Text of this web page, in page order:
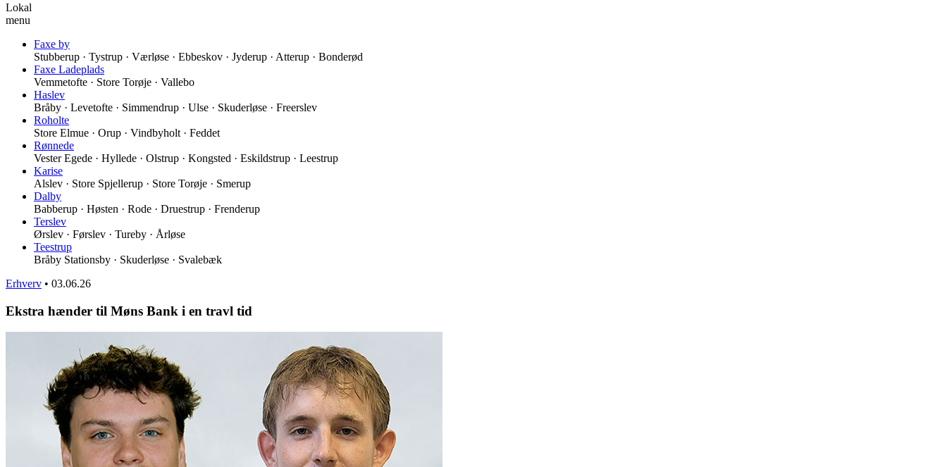
Lokal
menu
Faxe by
Stubberup · Tystrup · Værløse · Ebbeskov · Jyderup · Atterup · Bonderød
Faxe Ladeplads
Vemmetofte · Store Torøje · Vallebo
Haslev
Bråby · Levetofte · Simmendrup · Ulse · Skuderløse · Freerslev
Roholte
Store Elmue · Orup · Vindbyholt · Feddet
Rønnede
Vester Egede · Hyllede · Olstrup · Kongsted · Eskildstrup · Leestrup
Karise
Alslev · Store Spjellerup · Store Torøje · Smerup
Dalby
Babberup · Høsten · Rode · Druestrup · Frenderup
Terslev
Ørslev · Førslev · Tureby · Årløse
Teestrup
Bråby Stationsby · Skuderløse · Svalebæk
Erhverv • 03.06.26
Ekstra hænder til Møns Bank i en travl tid